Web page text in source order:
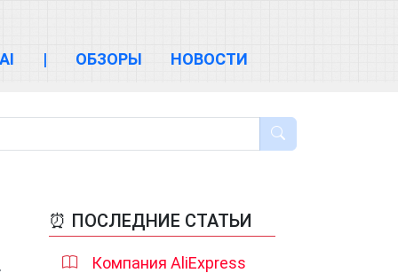
AI | ОБЗОРЫ НОВОСТИ
⏰ ПОСЛЕДНИЕ СТАТЬИ
Компания AliExpress